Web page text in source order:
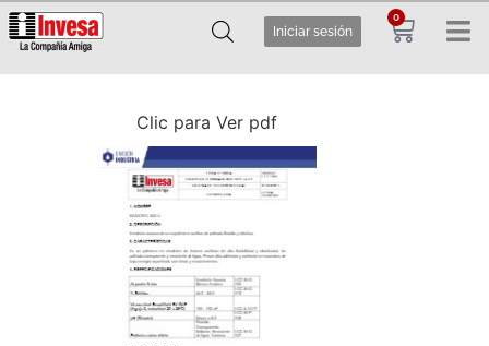
Iniciar sesión
0
Clic para Ver pdf